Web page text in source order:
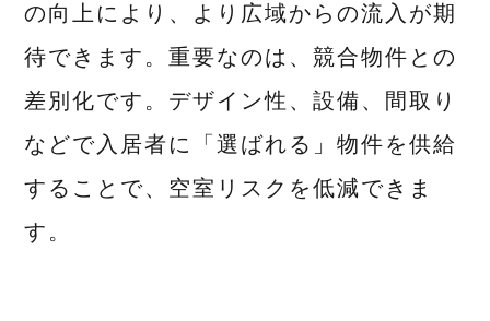
の向上により、より広域からの流入が期
待できます。重要なのは、競合物件との
差別化です。デザイン性、設備、間取り
などで入居者に「選ばれる」物件を供給
することで、空室リスクを低減できま
す。